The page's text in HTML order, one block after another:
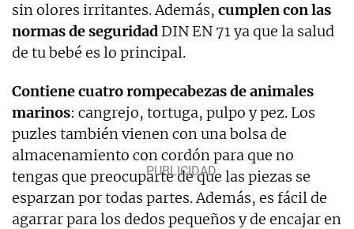
sin olores irritantes. Además, cumplen con las
normas de seguridad DIN EN 71 ya que la salud
de tu bebé es lo principal.
Contiene cuatro rompecabezas de animales
marinos: cangrejo, tortuga, pulpo y pez. Los
puzles también vienen con una bolsa de
almacenamiento con cordón para que no
tengas que preocuparte de que las piezas se
esparzan por todas partes. Además, es fácil de
agarrar para los dedos pequeños y de encajar en